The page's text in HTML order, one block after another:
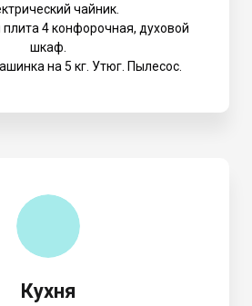
чайник.
плита 4 конфорочная, духовой
шкаф.
на 5 кг. Утюг. Пылесос.
Кухня